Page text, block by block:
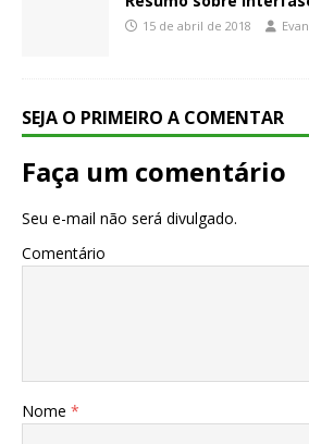
15 de abril de 2018
SEJA O PRIMEIRO A COMENTAR
Faça um comentário
Seu e-mail não será divulgado.
Comentário
Nome *